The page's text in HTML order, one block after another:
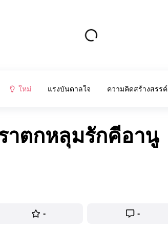
ใหม่ แรงบันดาลใจ ความคิดสร้างสรรค์
ราตกหลุมรักคีอานู
- -